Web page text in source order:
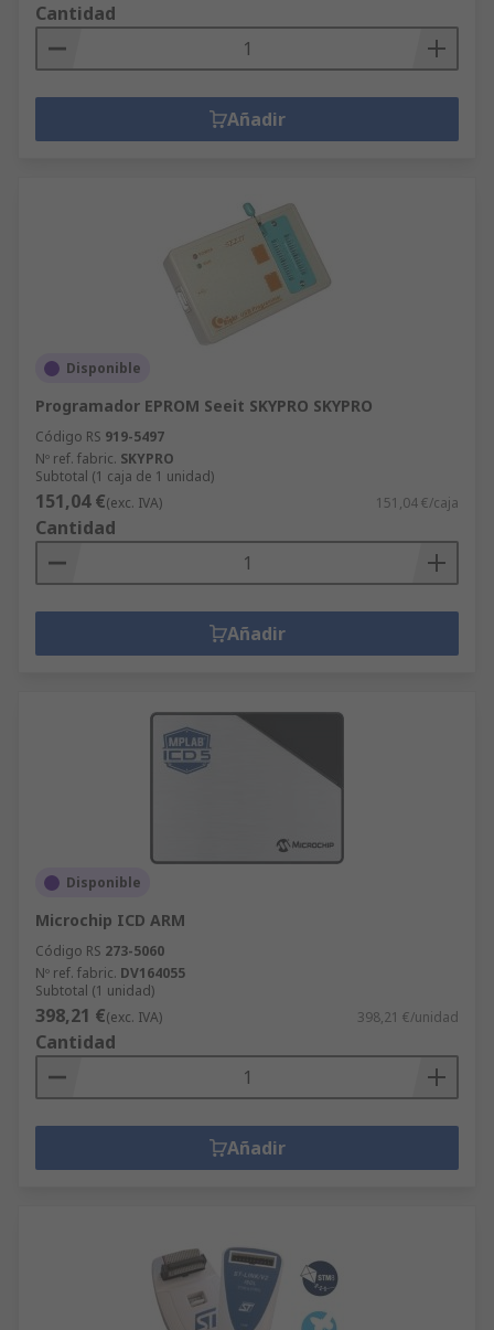
Cantidad
Añadir
Disponible
Programador EPROM Seeit SKYPRO SKYPRO
Código RS 919-5497
Nº ref. fabric. SKYPRO
Subtotal (1 caja de 1 unidad)
151,04 €(exc. IVA) 151,04 €/caja
Cantidad
Añadir
Disponible
Microchip ICD ARM
Código RS 273-5060
Nº ref. fabric. DV164055
Subtotal (1 unidad)
398,21 €(exc. IVA) 398,21 €/unidad
Cantidad
Añadir